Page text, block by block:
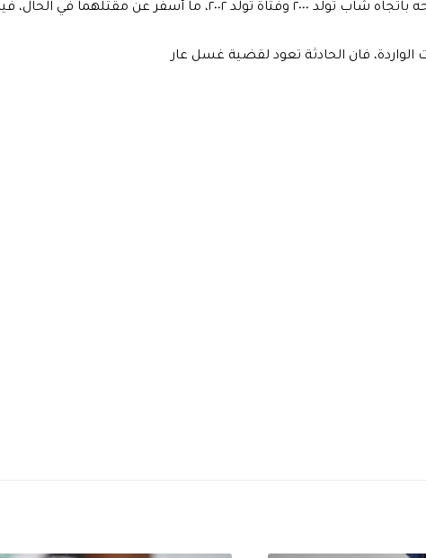
قضاء التاجي وفتح نيران سلاحه باتجاه شاب تولد ٢٠٠٠ وفتاة تولد ٢٠٠٢، ما أسفر عن
فان الحادثة تعود لقضية غسل عار